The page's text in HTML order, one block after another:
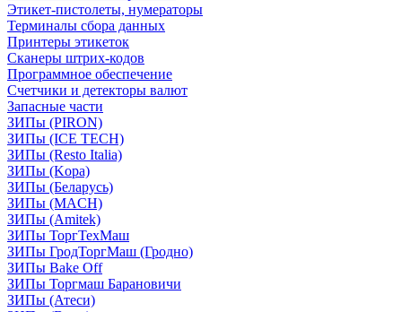
Этикет-пистолеты, нумераторы
Терминалы сбора данных
Принтеры этикеток
Сканеры штрих-кодов
Программное обеспечение
Счетчики и детекторы валют
Запасные части
ЗИПы (PIRON)
ЗИПы (ICE TECH)
ЗИПы (Resto Italia)
ЗИПы (Kopa)
ЗИПы (Беларусь)
ЗИПы (MACH)
ЗИПы (Amitek)
ЗИПы ТоргТехМаш
ЗИПы ГродТоргМаш (Гродно)
ЗИПы Bake Off
ЗИПы Торгмаш Барановичи
ЗИПы (Атеси)